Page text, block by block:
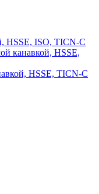
HSSE, ISO, TICN-C
канавкой, HSSE,
HSSE, TICN-C